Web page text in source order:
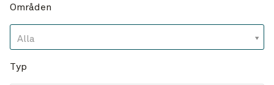
Områden
Typ